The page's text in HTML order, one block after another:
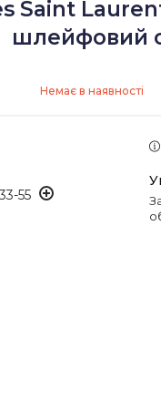
Saint
шлейфовий
Немає в наявності
55
Законом не передбачено повернення та